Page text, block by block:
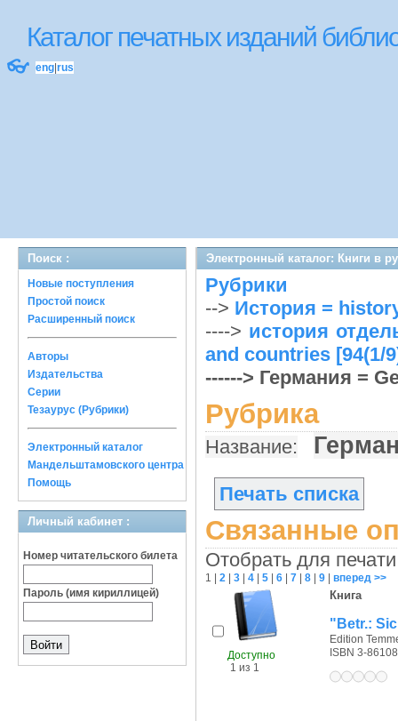
Каталог печатных изданий
👓 eng rus
Поиск :
Новые поступления
Простой поиск
Расширенный поиск
Авторы
Издательства
Серии
Тезаурус (Рубрики)
Электронный каталог
Мандельштамовского центра
Помощь
Личный кабинет :
Номер читательского билета
Пароль (имя кириллицей)
Электронный каталог: Книги в
Рубрики
--> История =
----> история
and countries [94(1/
------> Германия =
Рубрика
Название:
Печать списка
Связанные
Отобрать для
1 2 3 4 5 6 7 8 9 вперед >>
Доступно
1 из 1
Книга
"Betr.:
Edition
ISBN 3-